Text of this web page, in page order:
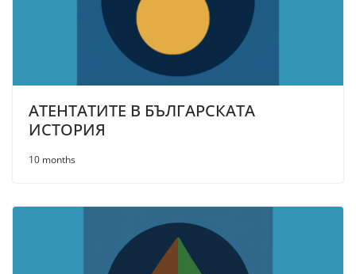
АТЕНТАТИТЕ В БЪЛГАРСКАТА
ИСТОРИЯ
10 months